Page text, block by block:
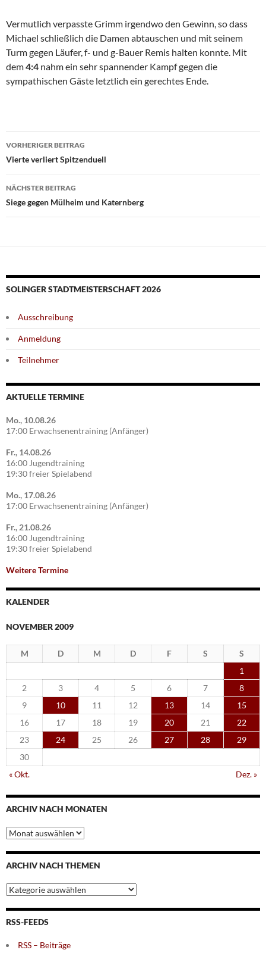
Vermutlich verpasste Grimm irgendwo den Gewinn, so dass
Michael schließlich die Damen abtauschen und mit seinem
Turm gegen Läufer, f- und g-Bauer Remis halten konnte. Mit
dem4:4 nahm ein sehr spannender Kampf gegen die
sympathischen Gäste letztlich ein gerechtes Ende.
Beitragsnavigation
VORHERIGER BEITRAG
Vierte verliert Spitzenduell
NÄCHSTER BEITRAG
Siege gegen Mülheim und Katernberg
SOLINGER STADTMEISTERSCHAFT 2026
Ausschreibung
Anmeldung
Teilnehmer
AKTUELLE TERMINE
Mo., 10.08.26
17:00 Erwachsenentraining (Anfänger)
Fr., 14.08.26
16:00 Jugendtraining
19:30 freier Spielabend
Mo., 17.08.26
17:00 Erwachsenentraining (Anfänger)
Fr., 21.08.26
16:00 Jugendtraining
19:30 freier Spielabend
Weitere Termine
KALENDER
NOVEMBER 2009
M D M D F S
S
1
2
3 4 5 6 7
8
9
10 11 12 13 14
15
16
17 18 19 20 21
22
23
24 25 26 27 28
29
30
« Okt.
Dez. »
ARCHIV NACH MONATEN
Archiv
nach
Monaten
ARCHIV NACH THEMEN
Archiv
nach
Themen
RSS-FEEDS
RSS – Beiträge